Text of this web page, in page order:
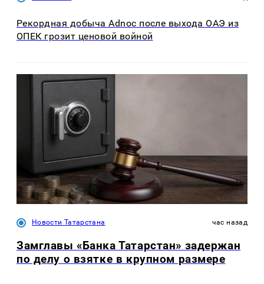
Рекордная добыча Adnoc после выхода ОАЭ из
ОПЕК грозит ценовой войной
Новости Татарстана час назад
Замглавы «Банка Татарстан» задержан
по делу о взятке в крупном размере